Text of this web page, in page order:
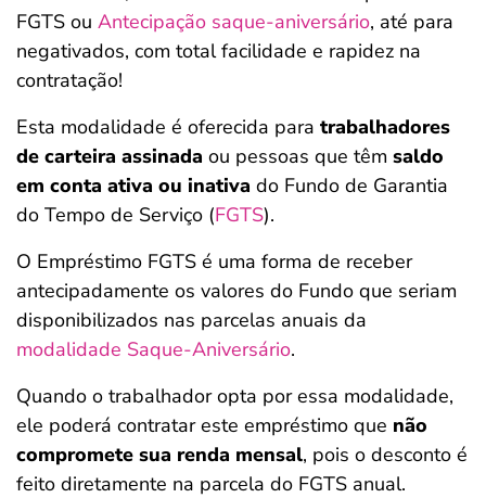
FGTS ou Antecipação saque-aniversário, até para
negativados, com total facilidade e rapidez na
contratação!
Esta modalidade é oferecida para trabalhadores
de carteira assinada ou pessoas que têm saldo
em conta ativa ou inativa do Fundo de Garantia
do Tempo de Serviço (FGTS).
O Empréstimo FGTS é uma forma de receber
antecipadamente os valores do Fundo que seriam
disponibilizados nas parcelas anuais da
modalidade Saque-Aniversário.
Quando o trabalhador opta por essa modalidade,
ele poderá contratar este empréstimo que não
compromete sua renda mensal, pois o desconto é
feito diretamente na parcela do FGTS anual.